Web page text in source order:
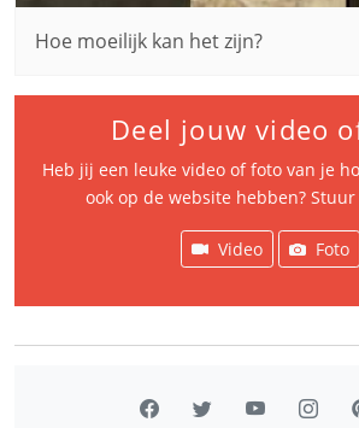
Hoe moeilijk kan het zijn?
Deel jouw video
Heb jij een leuke video of foto van je
ook op de website hebben?
Video Foto